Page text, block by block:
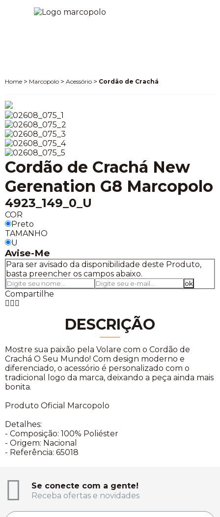
Marcopolo Acessório Cordão de Crachá
Cordão de Crachá New
Gerenation G8 Marcopolo
4923_149_0_U
COR
Preto
TAMANHO
U
Avise-Me
Para ser avisado da disponibilidade deste Produto,
basta preencher os campos abaixo.
Compartilhe
DESCRIÇÃO
Mostre sua paixão pela Volare com o Cordão de
Crachá O Seu Mundo! Com design moderno e
diferenciado, o acessório é personalizado com o
tradicional logo da marca, deixando a peça ainda mais
bonita.
Produto Oficial Marcopolo
Detalhes:
- Composição: 100% Poliéster
- Origem: Nacional
- Referência: 65018
Se conecte com a gente!
Receba ofertas e novidades